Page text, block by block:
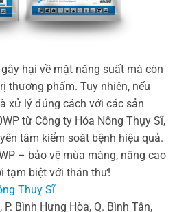
hại về mặt năng suất mà còn
thương phẩm. Tuy nhiên, nếu
xử lý đúng cách với các sản
từ Công ty Hóa Nông Thụy Sĩ,
tâm kiểm soát bệnh hiệu quả.
– bảo vệ mùa màng, nâng cao
tạm biệt với thán thư!
Thuỵ Sĩ
Bình Hưng Hòa, Q. Bình Tân,